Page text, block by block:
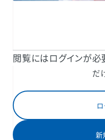
閲覧にはログインが必
TAKARA BELMONT 共
だ
新